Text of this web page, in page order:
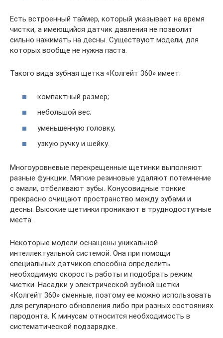
Есть встроенный таймер, который указывает на время
чистки, а имеющийся датчик давления не позволит
сильно нажимать на десны. Существуют модели, для
которых вообще не нужна паста.
Такого вида зубная щетка «Колгейт 360» имеет:
компактный размер;
небольшой вес;
уменьшенную головку;
узкую ручку и шейку.
Многоуровневые перекрещенные щетинки выполняют
разные функции. Мягкие резиновые удаляют потемнение
с эмали, отбеливают зубы. Конусовидные тонкие
прекрасно очищают пространство между зубами и
десны. Высокие щетинки проникают в труднодоступные
места.
Некоторые модели оснащены уникальной
интеллектуальной системой. Она при помощи
специальных датчиков способна определить
необходимую скорость работы и подобрать режим
чистки. Насадки у электрической зубной щетки
«Колгейт 360» сменные, поэтому ее можно использовать
для регулярного обновления либо при разных состояниях
пародонта. К минусам относится необходимость в
систематической подзарядке.